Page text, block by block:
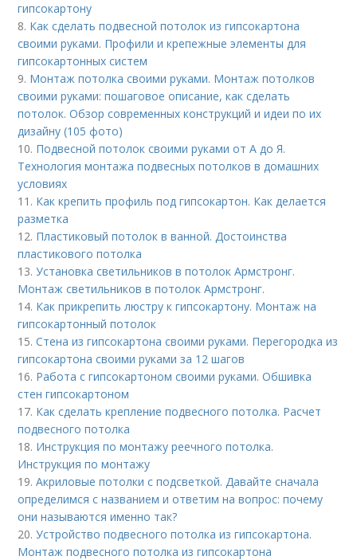
гипсокартону
8. Как сделать подвесной потолок из гипсокартона
своими руками. Профили и крепежные элементы для
гипсокартонных систем
9. Монтаж потолка своими руками. Монтаж потолков
своими руками: пошаговое описание, как сделать
потолок. Обзор современных конструкций и идеи по их
дизайну (105 фото)
10. Подвесной потолок своими руками от А до Я.
Технология монтажа подвесных потолков в домашних
условиях
11. Как крепить профиль под гипсокартон. Как делается
разметка
12. Пластиковый потолок в ванной. Достоинства
пластикового потолка
13.Установка светильников в потолок Армстронг.
Монтаж светильников в потолок Армстронг.
14. Как прикрепить люстру к гипсокартону. Монтаж на
гипсокартонный потолок
15.Стена из гипсокартона своими руками. Перегородка из
гипсокартона своими руками за 12 шагов
16. Работа с гипсокартоном своими руками. Обшивка
стен гипсокартоном
17. Как сделать крепление подвесного потолка. Расчет
подвесного потолка
18. Инструкция по монтажу реечного потолка.
Инструкция по монтажу
19.Акриловые потолки с подсветкой. Давайте сначала
определимся с названием и ответим на вопрос: почему
они называются именно так?
20.Устройство подвесного потолка из гипсокартона.
Монтаж подвесного потолка из гипсокартона